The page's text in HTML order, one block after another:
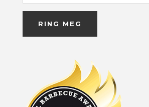
RING MEG